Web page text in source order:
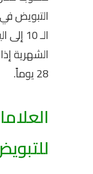
التبويض في
الشهرية
28 يوماً.